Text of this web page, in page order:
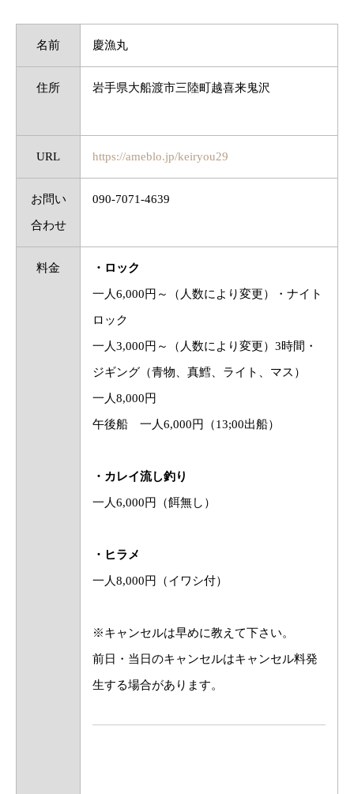
名前 慶漁丸
住所 岩手県大船渡市三陸町越喜来鬼沢
URL https://ameblo.jp/keiryou29
お問い
合わせ
090‐7071‐4639
料金 ・ロック
一人6,000円～（人数により変更）・ナイト
ロック
一人3,000円～（人数により変更）3時間・
ジギング（青物、真鱈、ライト、マス）
一人8,000円
午後船 一人6,000円（13;00出船）
・カレイ流し釣り
一人6,000円（餌無し）
・ヒラメ
一人8,000円（イワシ付）
※キャンセルは早めに教えて下さい。
前日・当日のキャンセルはキャンセル料発
生する場合があります。